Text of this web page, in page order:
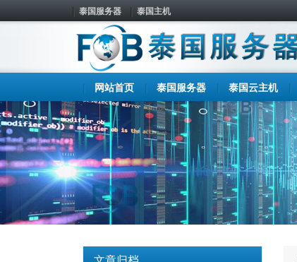
泰国服务器 泰国主机
网站首页 泰国服务器 泰国云主机